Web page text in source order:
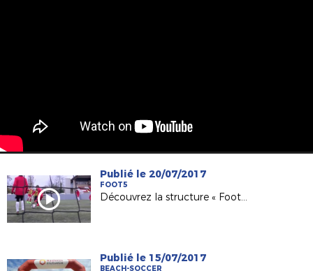
Publié le 20/07/2017
FOOT5
Découvrez la structure « Foot5 Mobile FFF » !
Publié le 15/07/2017
BEACH-SOCCER